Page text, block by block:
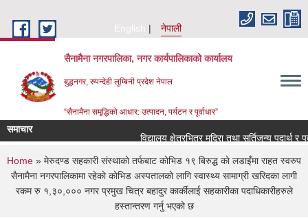
English
नेपाली
सैनामैना नगरपालिका, नगर कार्यपालिकाको कार्यालय
बुद्धनगर, रुपन्देही लुम्बिनी प्रदेश नेपाल
“सैनामैना समृद्धिको आधार: उत्पादन, पर्यटन र पूर्वाधार”
समाचार
विद्यालय क्षेत्रभित्र मदिरा तथा सुर्तिजन्य पदार्थ र
You are here
Home » मेरुदण्ड सहकारी संस्थाकाे तर्फबाट काेभिड १९ बिरुद्ध काे लडाइँमा राहत स्वरुप
सैनामैना नगरपालिकामा रहेकाे काेभिड अस्पतालकाे लागि स्वास्थ्य सामाग्री खरिदका लागी
रकम रु १,३०,००० नगर प्रमुख चित्र बहादुर कार्कीलाई सहकारीका पदाधिकारीहरुले
हस्तान्तरण गर्नु भएको छ